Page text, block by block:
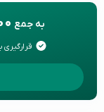
به جمع
قرارگیری